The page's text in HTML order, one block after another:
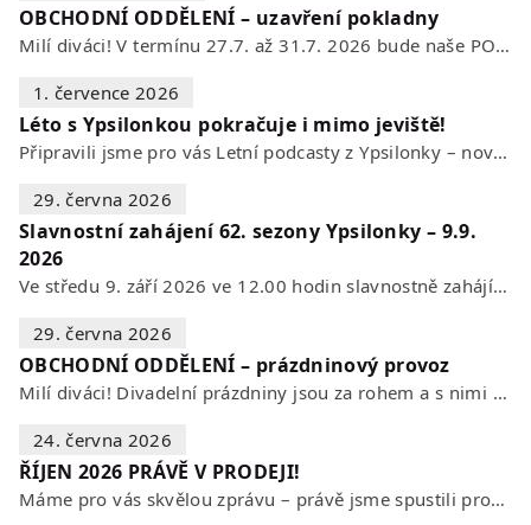
OBCHODNÍ ODDĚLENÍ – uzavření pokladny
Milí diváci! V termínu 27.7. až 31.7. 2026 bude naše POKLADNA z technických…
1. července 2026
Léto s Ypsilonkou pokračuje i mimo jeviště!
Připravili jsme pro vás Letní podcasty z Ypsilonky – novou sérii rozhovorů s…
29. června 2026
Slavnostní zahájení 62. sezony Ypsilonky – 9.9.
2026
Ve středu 9. září 2026 ve 12.00 hodin slavnostně zahájíme novou divadelní…
29. června 2026
OBCHODNÍ ODDĚLENÍ – prázdninový provoz
Milí diváci! Divadelní prázdniny jsou za rohem a s nimi se mění i otevírací…
24. června 2026
ŘÍJEN 2026 PRÁVĚ V PRODEJI!
Máme pro vás skvělou zprávu – právě jsme spustili prodej vstupenek na říjen…